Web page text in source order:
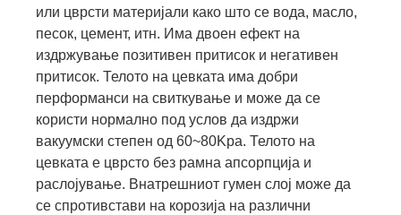
или цврсти материјали како што се вода, масло,
песок, цемент, итн. Има двоен ефект на
издржување позитивен притисок и негативен
притисок. Телото на цевката има добри
перформанси на свиткување и може да се
користи нормално под услов да издржи
вакуумски степен од 60~80Kpa. Телото на
цевката е цврсто без рамна апсорпција и
раслојување. Внатрешниот гумен слој може да
се спротивстави на корозија на различни